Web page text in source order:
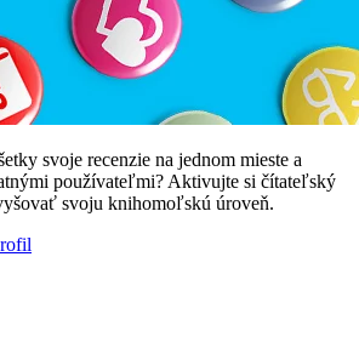
svoje recenzie na jednom mieste a
používateľmi? Aktivujte si čítateľský
svoju knihomoľskú úroveň.